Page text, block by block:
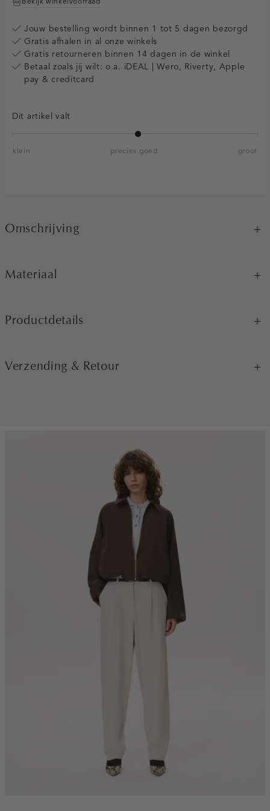
Jouw bestelling wordt binnen 1 tot 5 dagen bezorgd
Gratis afhalen in al onze winkels
Gratis retourneren binnen 14 dagen in de winkel
Betaal zoals jij wilt: o.a. iDEAL | Wero, Riverty, Apple
pay & creditcard
Dit artikel valt
klein precies goed groot
Omschrijving
Materiaal
Productdetails
Verzending & Retour